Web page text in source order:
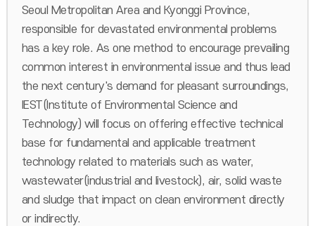
Seoul Metropolitan Area and Kyonggi Province,
responsible for devastated environmental problems
has a key role. As one method to encourage prevailing
common interest in environmental issue and thus lead
the next century's demand for pleasant surroundings,
IEST(Institute of Environmental Science and
Technology) will focus on offering effective technical
base for fundamental and applicable treatment
technology related to materials such as water,
wastewater(industrial and livestock), air, solid waste
and sludge that impact on clean environment directly
or indirectly.